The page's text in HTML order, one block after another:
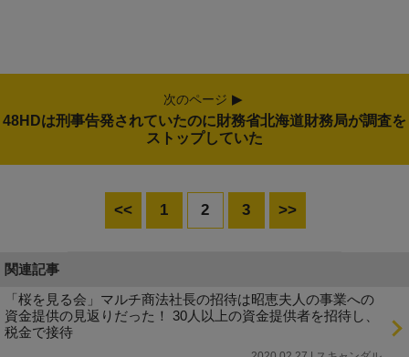
次のページ
48HDは刑事告発されていたのに財務省北海道財務局が調査を
ストップしていた
<< 1 2 3 >>
関連記事
「桜を見る会」マルチ商法社長の招待は昭恵夫人の事業への
資金提供の見返りだった！ 30人以上の資金提供者を招待し、
税金で接待